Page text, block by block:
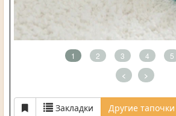
1 2 3 4 5
< >
Закладки Другие тапочки